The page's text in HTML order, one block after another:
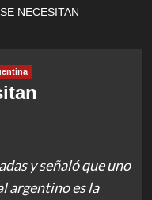
NECESITAN
y señaló que uno
argentino es la